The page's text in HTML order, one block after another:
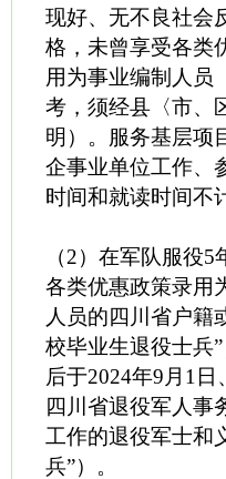
现好、无不良社会
格，未曾享受各类
用为事业编制人员
考，须经县〈市、
明）。服务基层项
企事业单位工作、
时间和就读时间不
（2）在军队服役
各类优惠政策录用
人员的四川省户籍
校毕业生退役士兵
后于2024年9月1
四川省退役军人事
工作的退役军士和
兵”）。